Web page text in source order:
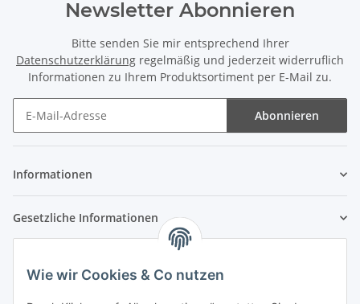
Wie wir Cookies & Co nutzen
Newsletter Abonnieren
Bitte senden Sie mir entsprechend Ihrer
Datenschutzerklärung regelmäßig und jederzeit widerruflich
Informationen zu Ihrem Produktsortiment per E-Mail zu.
Abonnieren
Informationen
Gesetzliche Informationen